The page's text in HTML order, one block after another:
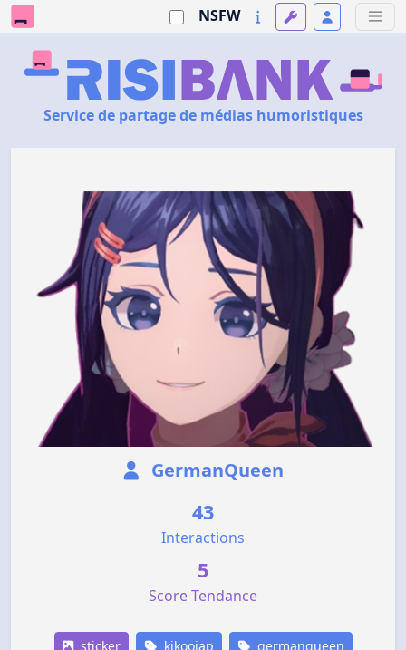
NSFW
Service de partage de médias humoristiques
GermanQueen
43
Interactions
5
Score Tendance
sticker kikoojap germanqueen